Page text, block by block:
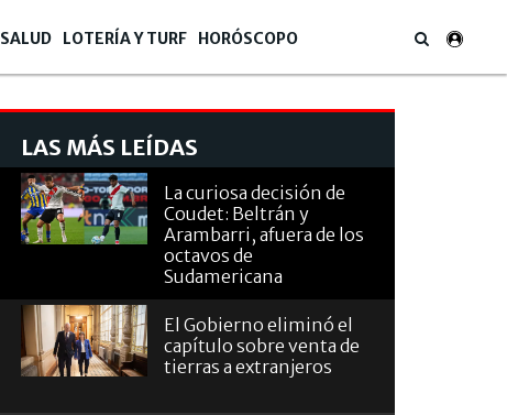
SALUD LOTERÍA Y TURF HORÓSCOPO
LAS MÁS LEÍDAS
La curiosa decisión de
Coudet: Beltrán y
Arambarri, afuera de los
octavos de
Sudamericana
El Gobierno eliminó el
capítulo sobre venta de
tierras a extranjeros